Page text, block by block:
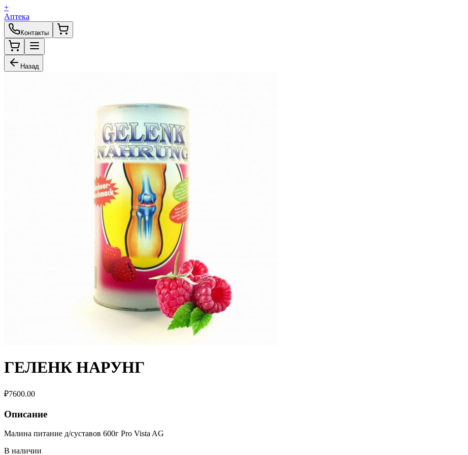
+
Аптека
Контакты
Назад
ГЕЛЕНК НАРУНГ
₽7600.00
Описание
Малина питание д/суставов 600г Pro Vista AG
В наличии